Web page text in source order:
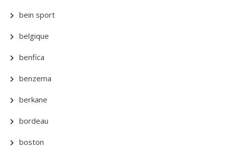
bein sport
belgique
benfica
benzema
berkane
bordeau
boston